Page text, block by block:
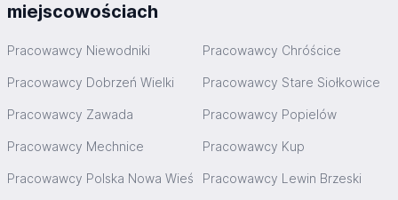
miejscowościach
Pracowawcy Niewodniki Pracowawcy Chróścice
Pracowawcy Dobrzeń Wielki Pracowawcy Stare Siołkowice
Pracowawcy Zawada Pracowawcy Popielów
Pracowawcy Mechnice Pracowawcy Kup
Pracowawcy Polska Nowa Wieś Pracowawcy Lewin Brzeski